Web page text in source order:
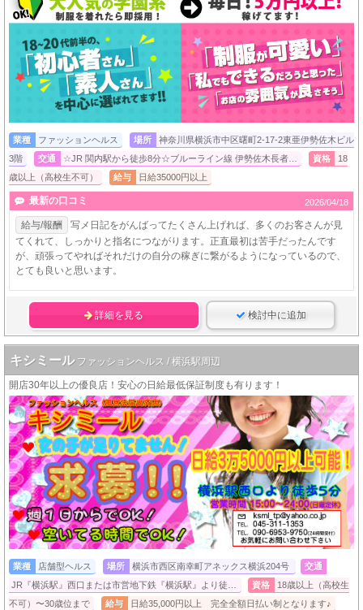
業種 ファッションヘルス 場所
神奈川県横浜市中区曙町2-17-2東亜伊勢佐木ビル
3階
交通 ☆JR 関内駅から徒歩8分☆ブルーライン線 伊勢佐木長者… 資格
18
歳以上（高校生不可）
給与 日給35000円以上
最新の口コミ 2026/04/18
給与/報酬
写メ日記をがんばってたくさん上げれば、多くのお客さんが見
てくれて、しっかりと指名につながります。正直最初は苦手だったんです
が、頑張ってやればそれだけの自分の稼ぎに繋がるようになっているので、
とても良いと思います。
詳細を見る 検討中に追加
キシミール ファッションヘルス / 横浜駅周辺
開店30年以上の優良店！安心の日給最低保証制度も有ります！
業種 店舗型ヘルス 場所 横浜市西区南幸町アネックス横浜204号
交通
JR『横浜駅』西口または市営地下鉄『横浜駅』より徒…
資格
18歳以上（高校生
不可）〜30歳位まで
給与 日給35,000円以上 完全全額日払い制となります♪